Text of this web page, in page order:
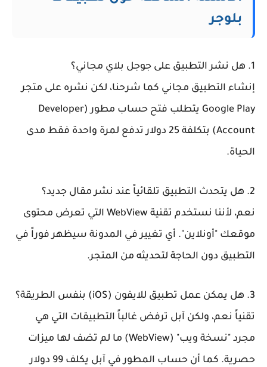
بلوجر
1. هل نشر التطبيق على جوجل بلاي مجاني؟
إنشاء التطبيق مجاني كما شرحنا، لكن نشره على متجر
Google Play يتطلب فتح حساب مطور (Developer
Account) بتكلفة 25 دولار تدفع لمرة واحدة فقط مدى
الحياة.
2. هل يتحدث التطبيق تلقائياً عند نشر مقال جديد؟
نعم، لأننا نستخدم تقنية WebView التي تعرض محتوى
موقعك "أونلاين". أي تغيير في المدونة سيظهر فوراً في
التطبيق دون الحاجة لتحديثه من المتجر.
3. هل يمكن عمل تطبيق للايفون (iOS) بنفس الطريقة؟
تقنياً نعم، ولكن آبل ترفض غالباً التطبيقات التي هي
مجرد "نسخة ويب" (WebView) ما لم تضف لها ميزات
حصرية. كما أن حساب المطور في آبل يكلف 99 دولار